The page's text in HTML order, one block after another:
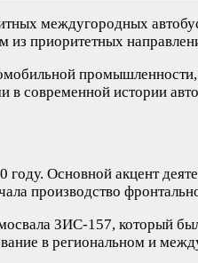
междугородных
из приоритетных
современной истории
Основной акцент
производство
ЗИС-157, который
в региональном и